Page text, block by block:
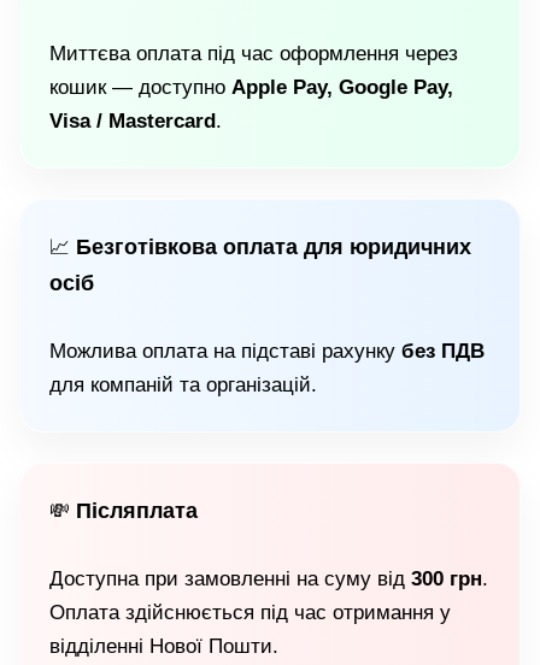
Миттєва оплата під час оформлення через
кошик — доступно Apple Pay, Google Pay,
Visa / Mastercard.
📈 Безготівкова оплата для юридичних
осіб
Можлива оплата на підставі рахунку без ПДВ
для компаній та організацій.
💸 Післяплата
Доступна при замовленні на суму від 300 грн.
Оплата здійснюється під час отримання у
відділенні Нової Пошти.